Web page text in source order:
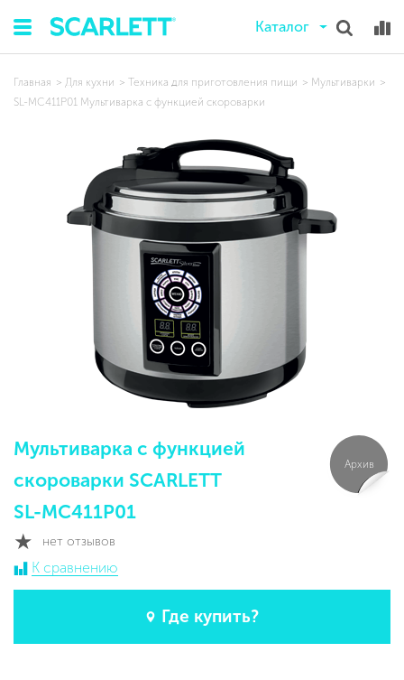
Каталог
Главная Для кухни Техника для приготовления пищи
Мультиварки
SL-MC411P01 Мультиварка с функцией скороварки
Мультиварка с функцией
скороварки SCARLETT
SL-MC411P01
нет отзывов
К сравнению
Где купить?
Архив